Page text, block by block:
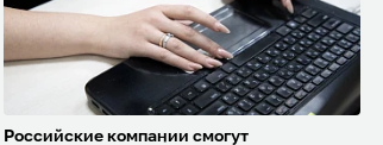
Российские компании смогут